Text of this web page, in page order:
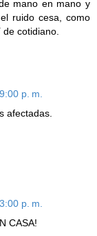
mano en mano y
ruido cesa, como
cotidiano.
p. m.
afectadas.
p. m.
CASA!